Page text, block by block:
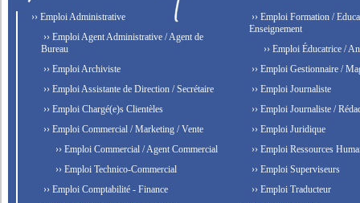
›› Emploi Administrative
›› Emploi Agent Administrative / Agent de
Bureau
›› Emploi Archiviste
›› Emploi Assistante de Direction / Secrétaire
›› Emploi Chargé(e)s Clientèles
›› Emploi Commercial / Marketing / Vente
›› Emploi Commercial / Agent Commercial
›› Emploi Technico-Commercial
›› Emploi Comptabilité - Finance
›› Emploi Formation /
Enseignement
›› Emploi Éducatrice /
›› Emploi Gestionnaire /
›› Emploi Journaliste
›› Emploi Journaliste /
›› Emploi Juridique
›› Emploi Ressources
›› Emploi Superviseurs
›› Emploi Traducteur